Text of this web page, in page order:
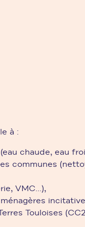
à :
chaude, eau
communes
VMC...),
Touloises